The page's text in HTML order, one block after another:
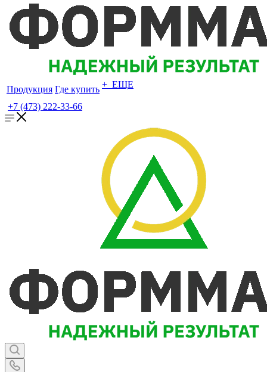
Продукция Где купить + ЕЩЕ
+7 (473) 222-33-66